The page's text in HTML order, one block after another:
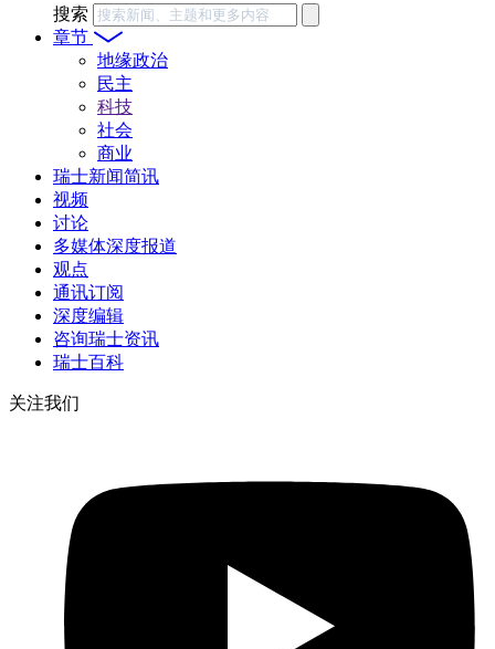
搜索
章节
地缘政治
民主
科技
社会
商业
瑞士新闻简讯
视频
讨论
多媒体深度报道
观点
通讯订阅
深度编辑
咨询瑞士资讯
瑞士百科
关注我们